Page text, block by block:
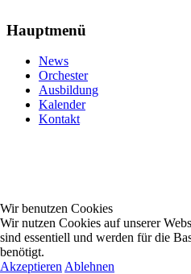
Hauptmenü
News
Orchester
Ausbildung
Kalender
Kontakt
Wir benutzen Cookies
Wir nutzen Cookies auf unserer
sind essentiell und werden für die
benötigt.
Akzeptieren Ablehnen